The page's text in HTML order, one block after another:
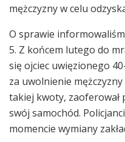
mężczyzny w celu
O sprawie
5. Z końcem lutego do
się ojciec uwięzionego
za uwolnienie mężczyzny
takiej kwoty, zaoferował
swój samochód.
momencie wymiany